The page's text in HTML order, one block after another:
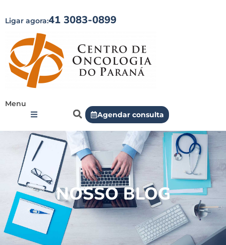
Ligar agora:41 3083-0899
Menu
Agendar consulta
NOSSO BLOG